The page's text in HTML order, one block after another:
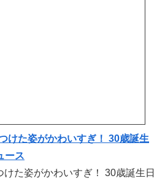
けた姿がかわいすぎ！ 30歳誕生
ース
けた姿がかわいすぎ！ 30歳誕生日